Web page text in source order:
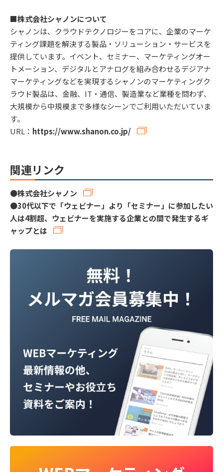
■株式会社シャノンについて
シャノンは、クラウドテクノロジーをコアに、企業のマーケ
ティング課題を解決する製品・ソリューション・サービスを
提供しています。イベント、セミナー、マーケティングオー
トメーション、デジタルとアナログを組み合わせるデジアナ
マーケティングなどを実現するシャノンのマーケティングク
ラウド製品は、金融、IT・通信、製造業など業種を問わず、
大規模から中規模まで多様なシーンでご利用いただいていま
す。
URL： https://www.shanon.co.jp/
関連リンク
●株式会社シャノン
●30代以下で「ウェビナー」より「セミナー」に参加したい
人は4割超、ウェビナーを実施する企業との間で発生するギ
ャップとは